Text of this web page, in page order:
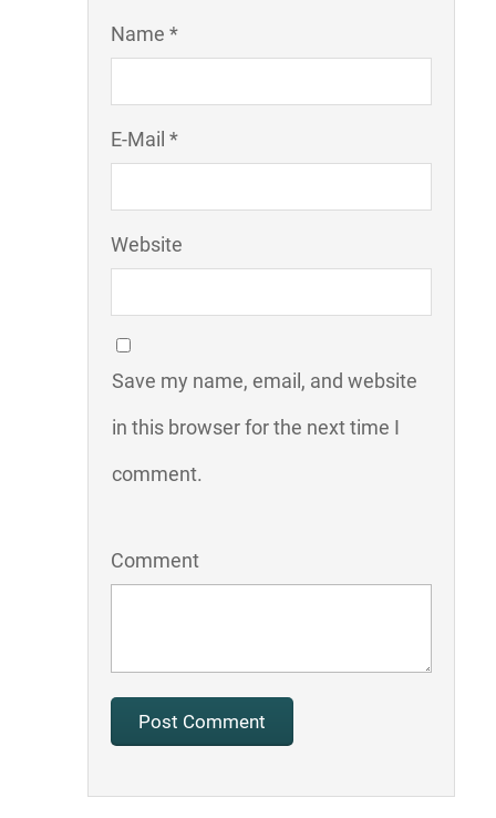
Name *
E-Mail *
Website
Save my name, email, and website
in this browser for the next time I
comment.
Comment